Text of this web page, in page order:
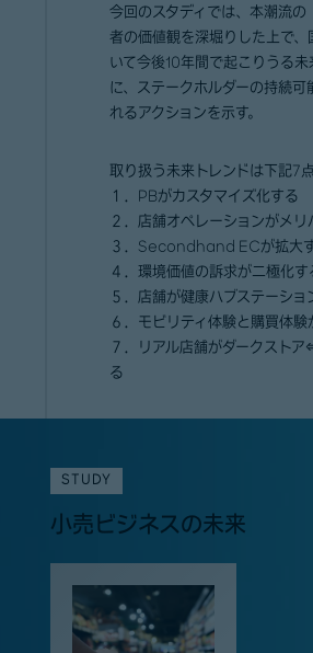
今回のスタディでは、本潮流
者の価値観を深堀りした上で
いて今後10年間で起こりうる
に、ステークホルダーの持続
れるアクションを示す。
取り扱う未来トレンドは下記7点
１．PBがカスタマイズ化する
２．店舗オペレーションがメリ
３．Secondhand ECが拡大
４．環境価値の訴求が二極化す
５．店舗が健康ハブステーショ
６．モビリティ体験と購買体験
７．リアル店舗がダークスト
る
STUDY
小売ビジネスの未来